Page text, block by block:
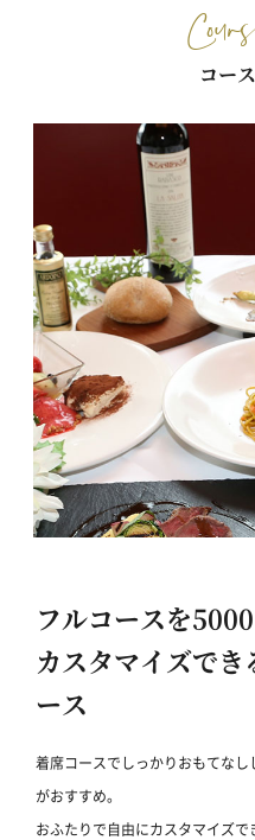
コー
フルコースを
カスタマイズで
ース
着席コースでしっかりおもてな
がおすすめ。
おふたりで自由にカスタマイズ